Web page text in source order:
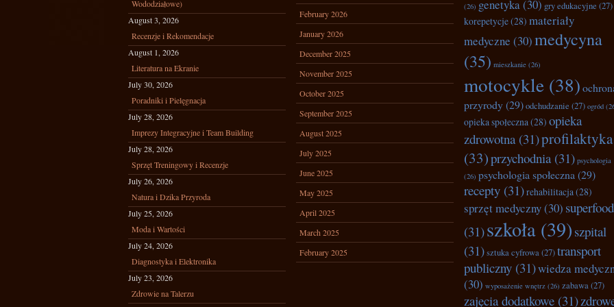
Wododziałowe)
August 3, 2026
Recenzje i Rekomendacje
August 1, 2026
Literatura na Ekranie
July 30, 2026
Poradniki i Pielęgnacja
July 28, 2026
Imprezy Integracyjne i Team Building
July 28, 2026
Sprzęt Treningowy i Recenzje
July 26, 2026
Natura i Dzika Przyroda
July 25, 2026
Moda i Wartości
July 24, 2026
Diagnostyka i Elektronika
July 23, 2026
Zdrowie na Talerzu
February 2026
January 2026
December 2025
November 2025
October 2025
September 2025
August 2025
July 2025
June 2025
May 2025
April 2025
March 2025
February 2025
(26) genetyka(30) gry edukacyjne (27)
korepetycje(28) materiały
medyczne (30)medycyna
(35) mieszkanie (26)
motocykle (38)
przyrody(29)odchudzanie (27) ogród
opieka społeczna(28) opieka
zdrowotna(31)profilaktyka
(33)przychodnia(31) psychologia
(26) psychologia społeczna (29)
recepty (31)rehabilitacja(28)
sprzęt medyczny(30)
(31)szkoła (39) szpital
(31)sztuka cyfrowa(27)transport
publiczny (31)wiedza
(30) wyposażenie wnętrz (26) zabawa(27)
zajęcia dodatkowe (31)